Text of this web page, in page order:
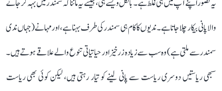
والا پانی بیکار چلا جاتا ہے۔ ندیوں کا کام ہی سمندر کی طرف بہنا ہے، اور مہانے (جہاں ندی
سمندر سے ملتی ہے) وہ سب سے زیادہ زرخیز اور حیاتیاتی تنوع والے علاقے ہوتے ہیں۔
سبھی ریاستیں دوسری ریاست سے پانی لینے کو تیار رہتی ہیں، لیکن کوئی بھی ریاست